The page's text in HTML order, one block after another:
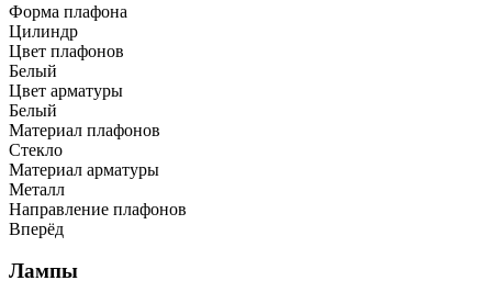
Форма плафона
Цилиндр
Цвет плафонов
Белый
Цвет арматуры
Белый
Материал плафонов
Стекло
Материал арматуры
Металл
Направление плафонов
Вперёд
Лампы